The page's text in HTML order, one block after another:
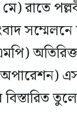
রাতে
সম্মেলনে